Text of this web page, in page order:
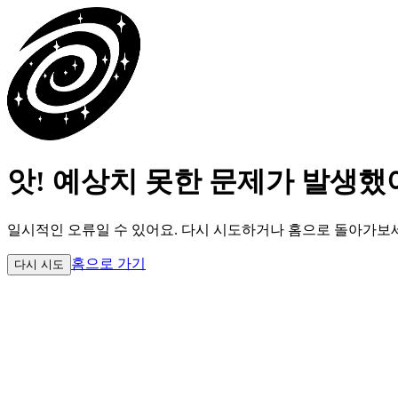
앗! 예상치 못한 문제가 발생했
일시적인 오류일 수 있어요. 다시 시도하거나 홈으로 돌아가보
다시 시도 홈으로 가기